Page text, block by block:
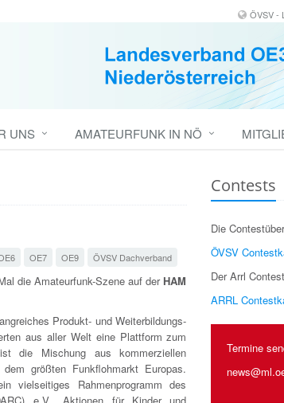
ÖVSV -
UNS AMATEURFUNK IN NÖ
OE7 OE9 ÖVSV Dachverband
die Amateurfunk-Szene auf der HAM
Produkt- und Weiterbildungs-
aus aller Welt eine Plattform zum
die Mischung aus kommerziellen
größten Funkflohmarkt Europas.
vielseitiges Rahmenprogramm des
Contests
Die
ÖVSV
Der Arrl
ARRL
Termine